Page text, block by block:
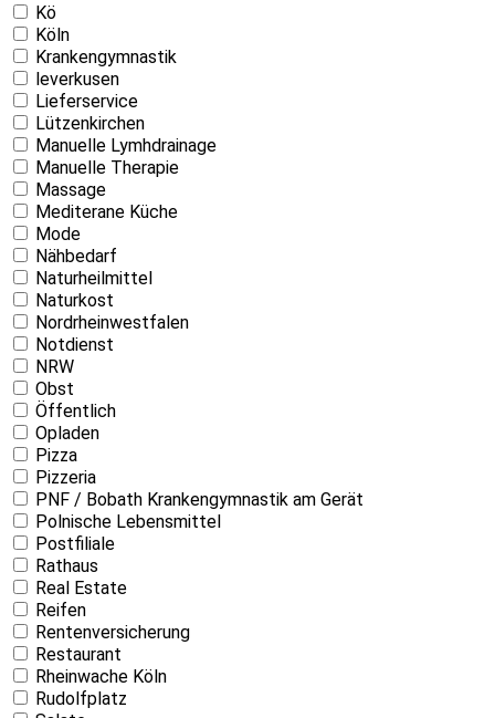
Kö
Köln
Krankengymnastik
leverkusen
Lieferservice
Lützenkirchen
Manuelle Lymhdrainage
Manuelle Therapie
Massage
Mediterane Küche
Mode
Nähbedarf
Naturheilmittel
Naturkost
Nordrheinwestfalen
Notdienst
NRW
Obst
Öffentlich
Opladen
Pizza
Pizzeria
PNF / Bobath Krankengymnastik am Gerät
Polnische Lebensmittel
Postfiliale
Rathaus
Real Estate
Reifen
Rentenversicherung
Restaurant
Rheinwache Köln
Rudolfplatz